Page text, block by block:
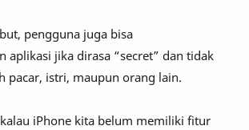
pengguna juga bisa
aplikasi jika dirasa “secret” dan tidak
pacar, istri, maupun orang lain.
iPhone kita belum memiliki fitur